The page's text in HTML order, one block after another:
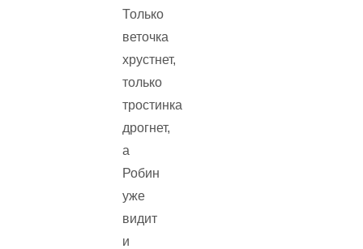
Только
веточка
хрустнет,
только
тростинка
дрогнет,
а
Робин
уже
видит
и